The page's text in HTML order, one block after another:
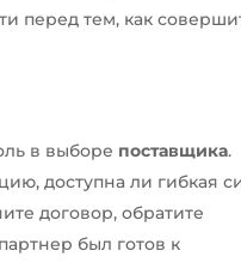
перед тем, как
в выборе поставщика.
доступна ли гибкая
договор, обратите
был готов к